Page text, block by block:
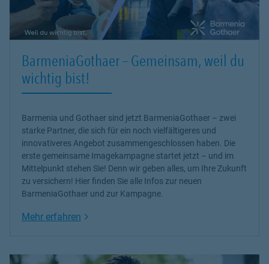
BarmeniaGothaer – Gemeinsam, weil du
wichtig bist!
Barmenia und Gothaer sind jetzt BarmeniaGothaer – zwei
starke Partner, die sich für ein noch vielfältigeres und
innovativeres Angebot zusammengeschlossen haben. Die
erste gemeinsame Imagekampagne startet jetzt – und im
Mittelpunkt stehen Sie! Denn wir geben alles, um Ihre Zukunft
zu versichern! Hier finden Sie alle Infos zur neuen
BarmeniaGothaer und zur Kampagne.
Mehr erfahren Link Opens in New Tab